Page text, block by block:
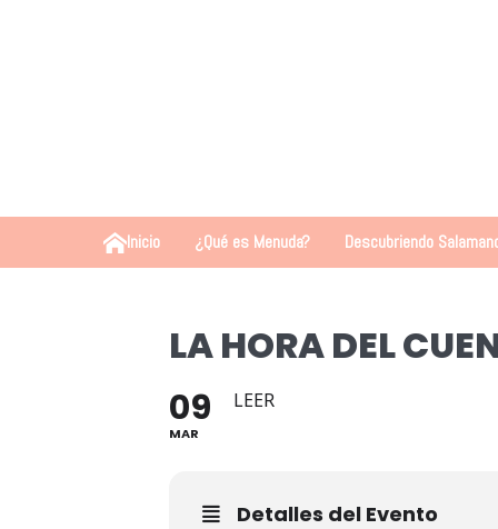
Inicio ¿Qué es Menuda? Descubriendo
LA HORA DEL
09
MAR
LEER
Detalles del Evento